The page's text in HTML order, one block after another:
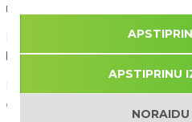
nepamana
Pirmā reize atrakciju parkā – ko
bērniem?03/08/2026
02/08/2026
APSTIPRINU
NORAIDU